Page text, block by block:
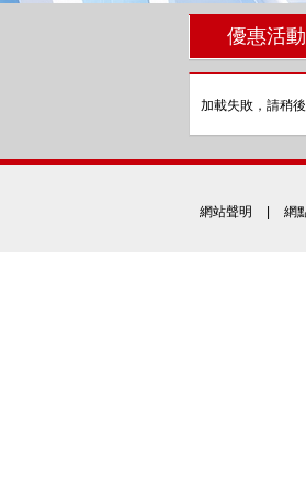
優惠活動
加載失敗，請稍後
網站聲明 網